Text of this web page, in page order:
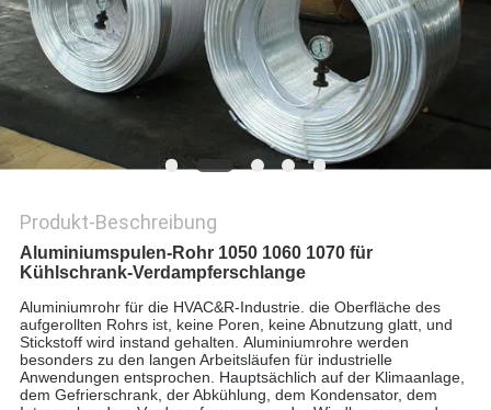
DATENSCHUTZ-
BESTIMMUNGEN
Produkt-Beschreibung
Aluminiumspulen-Rohr 1050 1060 1070 für
Kühlschrank-Verdampferschlange
Aluminiumrohr für die HVAC&R-Industrie. die Oberfläche des
aufgerollten Rohrs ist, keine Poren, keine Abnutzung glatt, und
Stickstoff wird instand gehalten. Aluminiumrohre werden
besonders zu den langen Arbeitsläufen für industrielle
Anwendungen entsprochen. Hauptsächlich auf der Klimaanlage,
dem Gefrierschrank, der Abkühlung, dem Kondensator, dem